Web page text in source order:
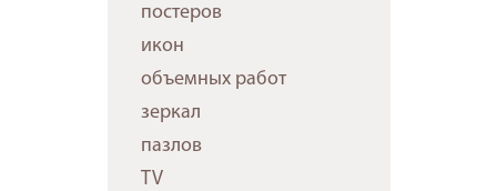
постеров
икон
объемных работ
зеркал
пазлов
TV